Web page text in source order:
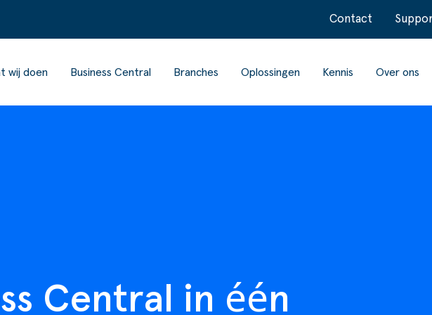
Contact
wij doen Business Central Branches Oplossingen Kennis Over ons
Central in één